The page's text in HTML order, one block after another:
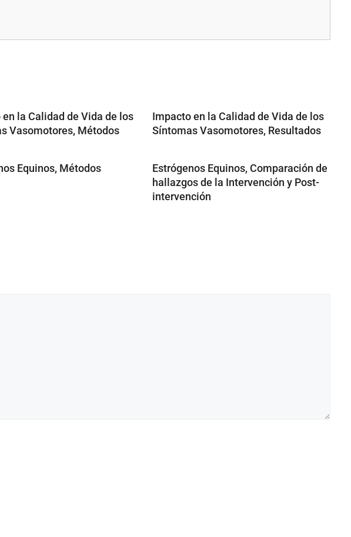
la Calidad de Vida de los
Vasomotores, Métodos
Impacto en la Calidad de Vida de los
Síntomas Vasomotores, Resultados
Equinos, Métodos
Estrógenos Equinos, Comparación de
hallazgos de la Intervención y Post-
intervención